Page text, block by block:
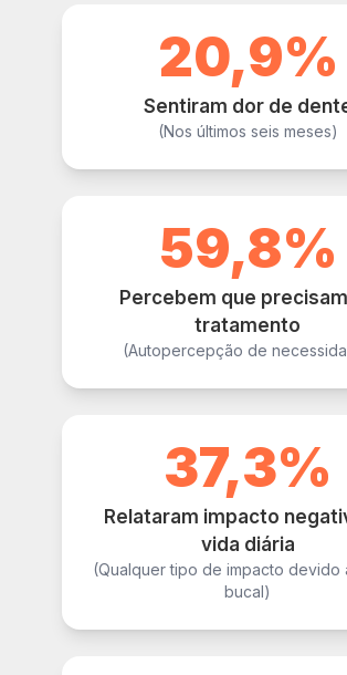
20,9%
Sentiram dor de
(Nos últimos seis meses)
59,8%
Percebem que
tratamento
(Autopercepção de
37,3%
Relataram impacto
vida diária
(Qualquer tipo de impacto devido
bucal)